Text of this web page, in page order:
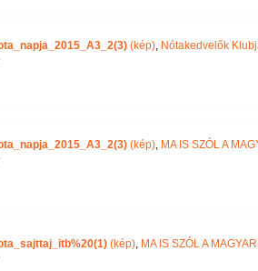
(kép), Nótakedvelők
(kép), MA IS SZÓL A
(kép), MA IS SZÓL A